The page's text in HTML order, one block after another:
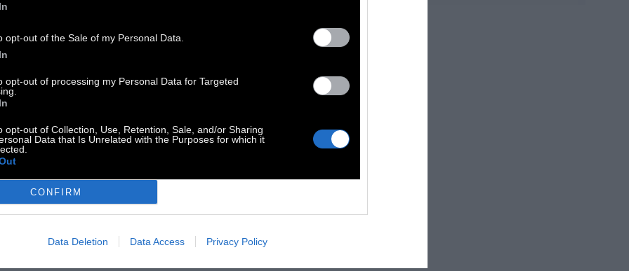
opt-out of the Sale of my Personal Data.
opt-out of processing my Personal Data for Targeted
opt-out of Collection, Use, Retention, Sale, and/or Sharing
Data that Is Unrelated with the Purposes for which it
CONFIRM
Data Deletion Data Access Privacy Policy
χάρισε πλατιά χαμόγελα: η Κοινωνική μας
συσκευές και υδραυλικούς για τις
λέει αλληλέγγυα ο Κ.
τον Κ., που τον ξέρουμε και παρακολουθούμε το
του από την αρχή, νιώθουμε πραγματική
για όσα κάνει. Αυτό του είπαμε τις
και μας απάντησε:«ο Άλλος Άνθρωπος
σε όλους μας». Κι αν ανήκει σε όλους μας,
εδώ, όπως μπορεί.